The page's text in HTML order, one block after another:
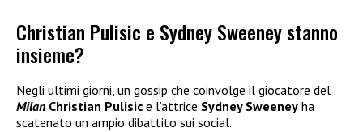
Christian Pulisic e Sydney Sweeney stanno
insieme?
Negli ultimi giorni, un gossip che coinvolge il giocatore del
Milan Christian Pulisic e l’attrice Sydney Sweeney ha
scatenato un ampio dibattito sui social.